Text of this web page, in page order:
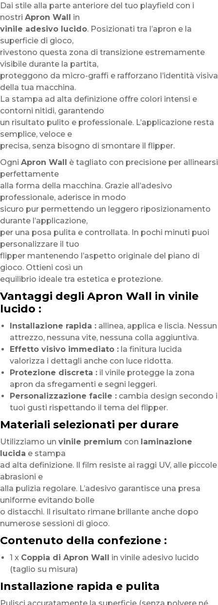
Dai stile alla parte anteriore del tuo playfield con i
nostri Apron Wall in
vinile adesivo lucido. Posizionati tra l’apron e la
superficie di gioco,
rivestono questa zona di transizione estremamente
visibile durante la partita,
proteggono da micro-graffi e rafforzano l’identità visiva
della tua macchina.
La stampa ad alta definizione offre colori intensi e
contorni nitidi, garantendo
un risultato pulito e professionale. L’applicazione resta
semplice, veloce e
precisa, senza bisogno di smontare il flipper.
Ogni Apron Wall è tagliato con precisione per allinearsi
perfettamente
alla forma della macchina. Grazie all’adesivo
professionale, aderisce in modo
sicuro pur permettendo un leggero riposizionamento
durante l’applicazione,
per una posa pulita e controllata. In pochi minuti puoi
personalizzare il tuo
flipper mantenendo l’aspetto originale del piano di
gioco. Ottieni così un
equilibrio ideale tra estetica e protezione.
Vantaggi degli Apron Wall in vinile
lucido :
Installazione rapida : allinea, applica e liscia. Nessun
attrezzo, nessuna vite, nessuna colla aggiuntiva.
Effetto visivo immediato : la finitura lucida
valorizza i dettagli anche con luce ridotta.
Protezione discreta : il vinile protegge la zona
apron da sfregamenti e segni leggeri.
Personalizzazione facile : cambia design secondo i
tuoi gusti rispettando il tema del flipper.
Materiali selezionati per durare
Utilizziamo un vinile premium con laminazione
lucida e stampa
ad alta definizione. Il film resiste ai raggi UV, alle piccole
abrasioni e
alla pulizia regolare. L’adesivo garantisce una presa
uniforme evitando bolle
o distacchi. Il risultato rimane brillante anche dopo
numerose sessioni di gioco.
Contenuto della confezione :
1 x Coppia di Apron Wall in vinile adesivo lucido
(taglio su misura)
Installazione rapida e pulita